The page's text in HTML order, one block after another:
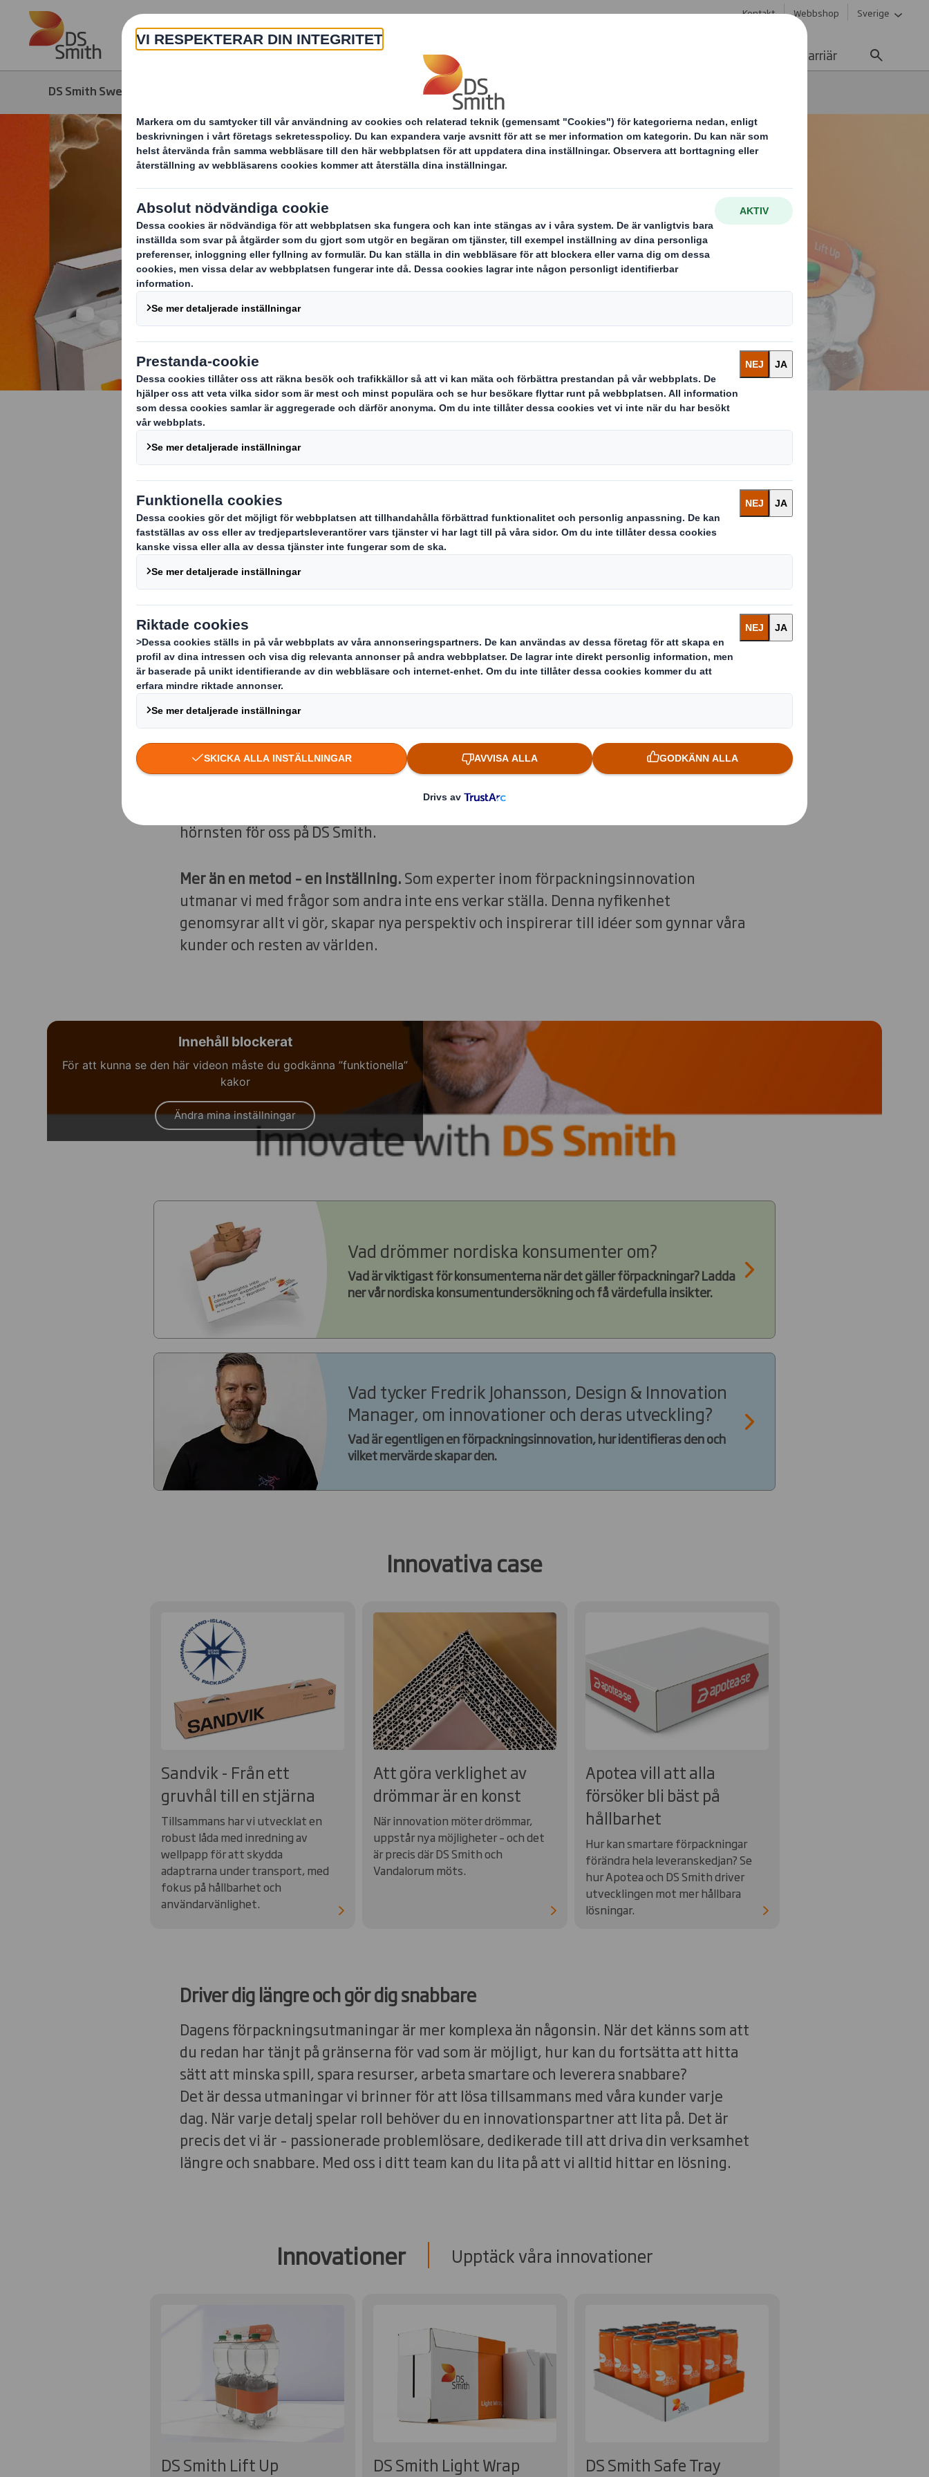
Skip to main content Kontakt Webbshop Sverige
Om oss Karriär
DS Smith Sweden
Vi är drömmare.
Vi är en innovativ operatör som löser världens
förpackningsutmaningar genom att erbjuda dem lösningar som
gör det möjligt för oss att möta behoven i en föränderlig värld.
Vi har sammanställt några av innovationerna som skapats av
våra designers på denna sida. Genom att klicka på produktbilden
kan du bekanta dig mer med produkten.
Förpackningar står aldrig stilla. Regler fortsätter att skrivas om, leveranskedjorna
fortsätter att pressa lönsamheten, dina kunder fortsätter att höja ribban – och vår
planet kräver fortfarande att vi blir bättre. Om du vill leda vägen eller bara hänga med
hörnsten för oss på DS Smith.
Mer än en metod – en inställning.Som experter inom förpackningsinnovation
utmanar vi med frågor som andra inte ens verkar ställa. Denna nyfikenhet
genomsyrar allt vi gör, skapar nya perspektiv och inspirerar till idéer som gynnar våra
kunder och resten av världen.
Innehåll blockerat
För att kunna se den här videon måste du godkänna ”funktionella”
kakor
Ändra mina inställningar
Vad drömmer nordiska konsumenter om?
Vad är viktigast för konsumenterna när det gäller förpackningar? Ladda
ner vår nordiska konsumentundersökning och få värdefulla insikter.
Vad tycker Fredrik Johansson, Design & Innovation
Manager, om innovationer och deras utveckling?
Vad är egentligen en förpackningsinnovation, hur identifieras den och
vilket mervärde skapar den.
Innovativa case
Sandvik - Från ett
gruvhål till en stjärna
Tillsammans har vi utvecklat en
robust låda med inredning av
wellpapp för att skydda
adaptrarna under transport, med
fokus på hållbarhet och
användarvänlighet.
Att göra verklighet av
drömmar är en konst
När innovation möter drömmar,
uppstår nya möjligheter – och det
är precis där DS Smith och
Vandalorum möts.
Apotea vill att alla
försöker bli bäst på
hållbarhet
Hur kan smartare förpackningar
förändra hela leveranskedjan? Se
hur Apotea och DS Smith driver
utvecklingen mot mer hållbara
lösningar.
Driver dig längre och gör dig snabbare
Dagens förpackningsutmaningar är mer komplexa än någonsin. När det känns som att
du redan har tänjt på gränserna för vad som är möjligt, hur kan du fortsätta att hitta
sätt att minska spill, spara resurser, arbeta smartare och leverera snabbare?
Det är dessa utmaningar vi brinner för att lösa tillsammans med våra kunder varje
dag. När varje detalj spelar roll behöver du en innovationspartner att lita på. Det är
precis det vi är – passionerade problemlösare, dedikerade till att driva din verksamhet
längre och snabbare. Med oss i ditt team kan du lita på att vi alltid hittar en lösning.
Innovationer Upptäck våra innovationer
DS Smith Lift Up DS Smith Light Wrap DS Smith Safe Tray